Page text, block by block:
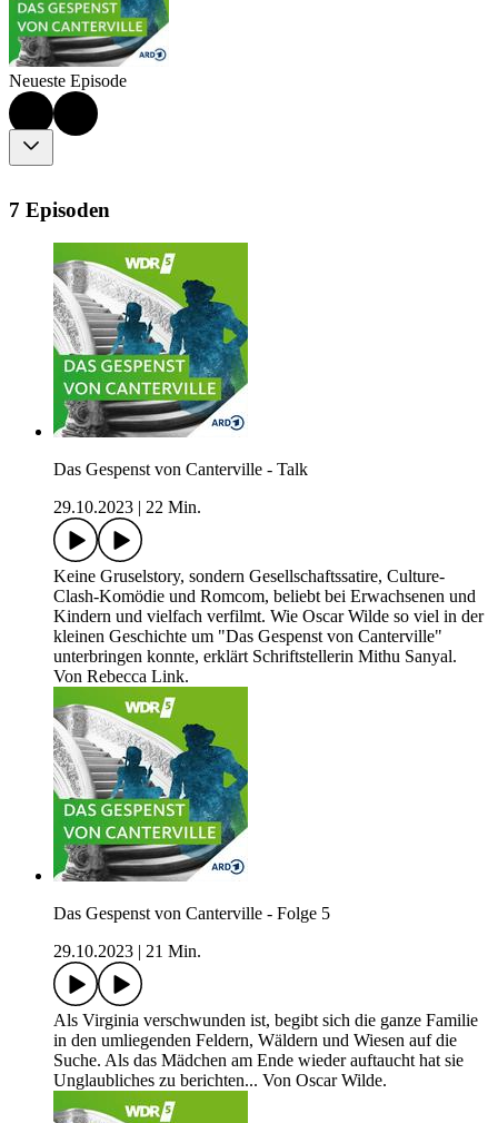
Neueste Episode
7 Episoden
Das Gespenst von Canterville - Talk
29.10.2023
22 Min.
Keine Gruselstory, sondern Gesellschaftssatire, Culture-
Clash-Komödie und Romcom, beliebt bei Erwachsenen und
Kindern und vielfach verfilmt. Wie Oscar Wilde so viel in der
kleinen Geschichte um "Das Gespenst von Canterville"
unterbringen konnte, erklärt Schriftstellerin Mithu Sanyal.
Von Rebecca Link.
Das Gespenst von Canterville - Folge 5
29.10.2023
21 Min.
Als Virginia verschwunden ist, begibt sich die ganze Familie
in den umliegenden Feldern, Wäldern und Wiesen auf die
Suche. Als das Mädchen am Ende wieder auftaucht hat sie
Unglaubliches zu berichten... Von Oscar Wilde.